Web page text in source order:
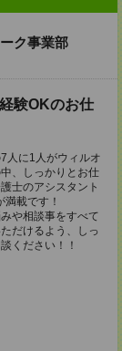
ク事業部
験OKのお仕
人に1人がウィルオ
、しっかりとお仕
士のアシスタント
載です！
や相談事をすべて
だけるよう、しっ
ください！！